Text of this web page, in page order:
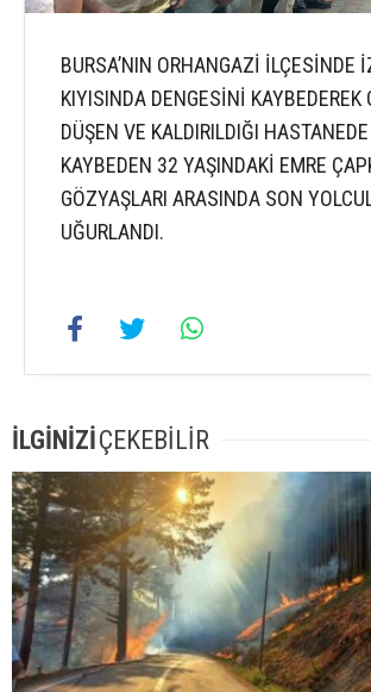
BURSA’NIN ORHANGAZİ İLÇESİNDE
KIYISINDA DENGESİNİ KAYBEDEREK
DÜŞEN VE KALDIRILDIĞI
KAYBEDEN 32 YAŞINDAKİ EMRE
GÖZYAŞLARI ARASINDA SON
UĞURLANDI.
İLGİNİZİÇEKEBİLİR